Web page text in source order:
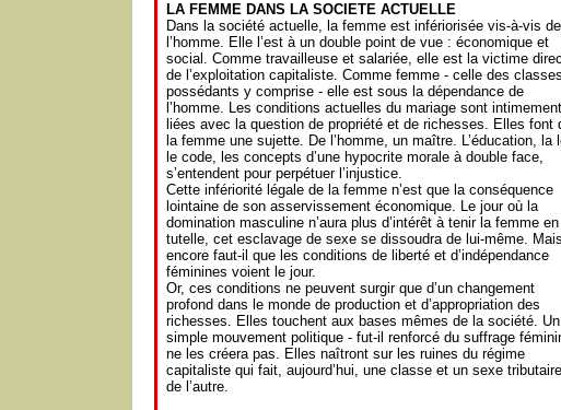
LA FEMME DANS LA SOCIETE ACTUELLE
Dans la société actuelle, la femme est infériorisée vis-à-vis de
l’homme. Elle l’est à un double point de vue : économique et
social. Comme travailleuse et salariée, elle est la victime
de l’exploitation capitaliste. Comme femme - celle des classes
possédants y comprise - elle est sous la dépendance de
l’homme. Les conditions actuelles du mariage sont intimement
liées avec la question de propriété et de richesses. Elles font
la femme une sujette. De l’homme, un maître. L’éducation, la
le code, les concepts d’une hypocrite morale à double face,
s’entendent pour perpétuer l’injustice.
Cette infériorité légale de la femme n’est que la conséquence
lointaine de son asservissement économique. Le jour où la
domination masculine n’aura plus d’intérêt à tenir la femme en
tutelle, cet esclavage de sexe se dissoudra de lui-même. Mais
encore faut-il que les conditions de liberté et d’indépendance
féminines voient le jour.
Or, ces conditions ne peuvent surgir que d’un changement
profond dans le monde de production et d’appropriation des
richesses. Elles touchent aux bases mêmes de la société. Un
simple mouvement politique - fut-il renforcé du suffrage
ne les créera pas. Elles naîtront sur les ruines du régime
capitaliste qui fait, aujourd’hui, une classe et un sexe
de l’autre.